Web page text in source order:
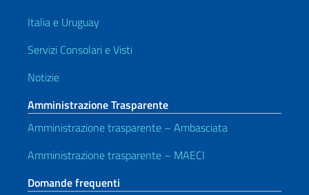
Italia e Uruguay
Servizi Consolari e Visti
Notizie
Amministrazione Trasparente
Amministrazione trasparente – Ambasciata
Amministrazione trasparente – MAECI
Domande frequenti